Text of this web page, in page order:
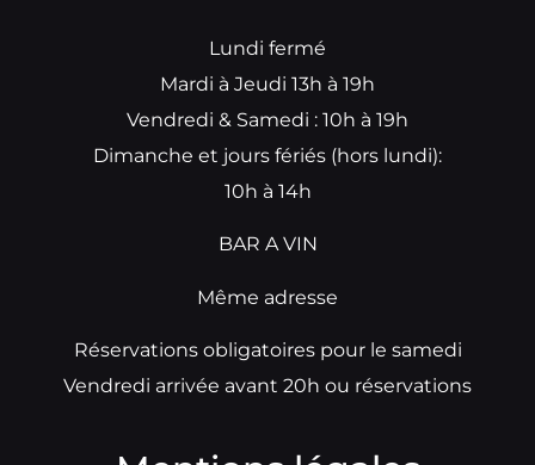
Lundi fermé
Mardi à Jeudi 13h à 19h
Vendredi & Samedi : 10h à 19h
Dimanche et jours fériés (hors lundi):
10h à 14h
BAR A VIN
Même adresse
Réservations obligatoires pour le samedi
Vendredi arrivée avant 20h ou réservations